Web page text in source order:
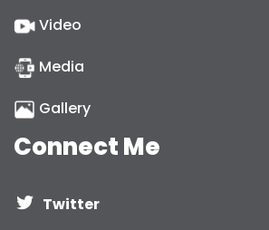
Video
Media
Gallery
Connect Me
Twitter